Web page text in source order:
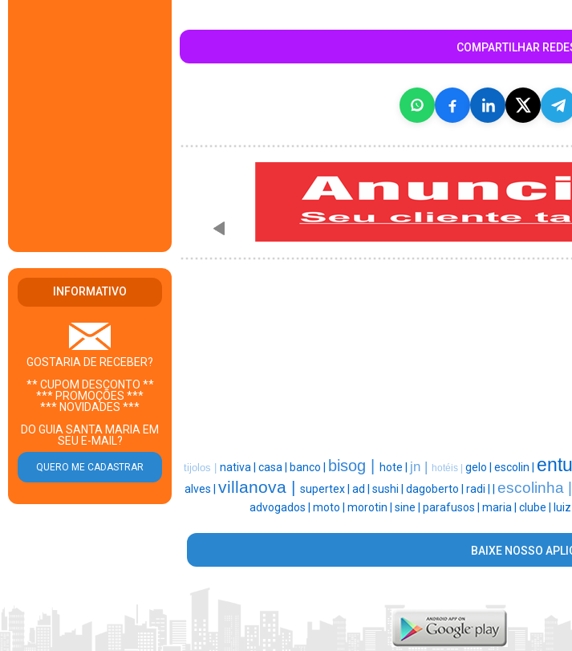
INFORMATIVO
GOSTARIA DE RECEBER?
** CUPOM DESCONTO **
*** PROMOÇÕES ***
*** NOVIDADES ***
DO GUIA SANTA MARIA EM
SEU E-MAIL?
COMPARTILHAR
tijolos | nativa | casa | banco | bisog | hote | jn | hotéis | gelo | escolin |
alves | villanova | supertex | ad | sushi | dagoberto | radi | escolinha |
advogados | moto | morotin | sine | parafusos | maria | clube | luiz |
BAIXE NOSSO